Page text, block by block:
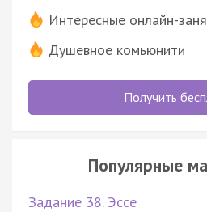
Интересные онлайн-
Душевное комьюнити
Получить
Популярные
Задание 38. Эссе